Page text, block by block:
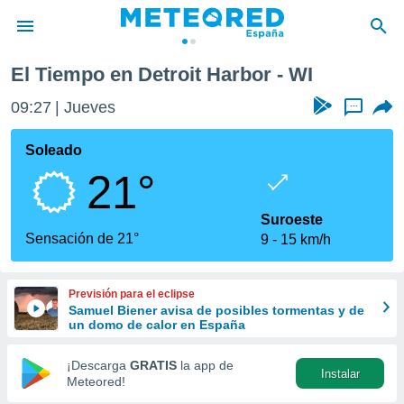
de
por
que se
calidad.
a este
las
y
forma
digital
basada
El Tiempo en Detroit Harbor - WI
09:27 Jueves ...
Soleado
21°
Sensación de 21°
Suroeste
9
15 km/h
Previsión para el eclipse
Samuel Biener avisa de posibles tormentas y de
un domo de calor en España
¡Descarga GRATIS la app de
Meteored!
Instalar